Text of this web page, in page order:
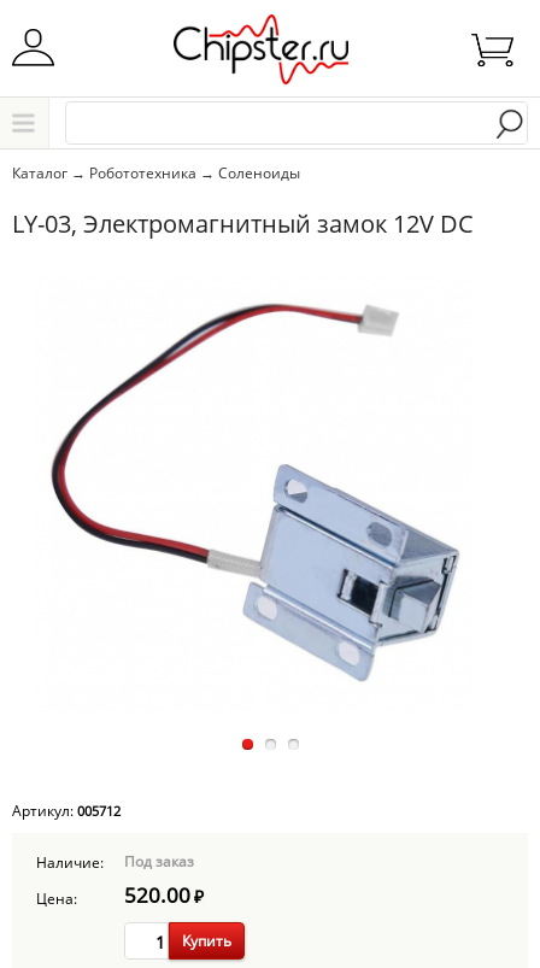
Начните водить название города..
Каталог → Робототехника → Соленоиды
LY-03, Электромагнитный замок 12V DC
Артикул: 005712
Наличие:
Под заказ
Цена:
520.00₽
Купить